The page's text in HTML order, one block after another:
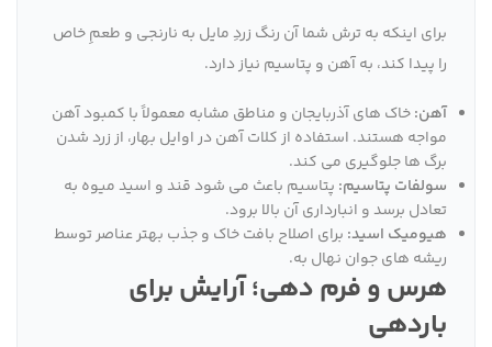
برای اینکه به ترش شما آن رنگ زردِ مایل به نارنجی و طعمِ خاص
را پیدا کند، به آهن و پتاسیم نیاز دارد.
آهن:خاک های آذربایجان و مناطق مشابه معمولاً با کمبود آهن
مواجه هستند. استفاده از کلات آهن در اوایل بهار، از زرد شدن
برگ ها جلوگیری می کند.
سولفات پتاسیم: پتاسیم باعث می شود قند و اسید میوه به
تعادل برسد و انبارداری آن بالا برود.
هیومیک اسید: برای اصلاح بافت خاک و جذب بهتر عناصر توسط
ریشه های جوان نهال به.
هرس و فرم دهی؛ آرایش برای
باردهی